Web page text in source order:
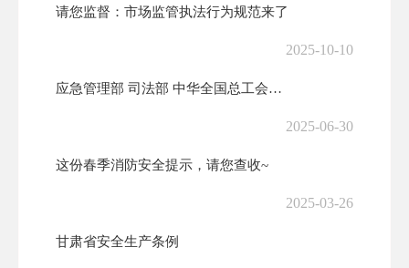
请您监督：市场监管执法行为规范来了
2025-10-10
应急管理部 司法部 中华全国总工会全国普法办关于开展第六届应急管理普...
2025-06-30
这份春季消防安全提示，请您查收~
2025-03-26
甘肃省安全生产条例